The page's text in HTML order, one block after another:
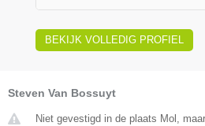
BEKIJK VOLLEDIG PROFIEL
Steven Van Bossuyt
Niet gevestigd in de plaats Mol,